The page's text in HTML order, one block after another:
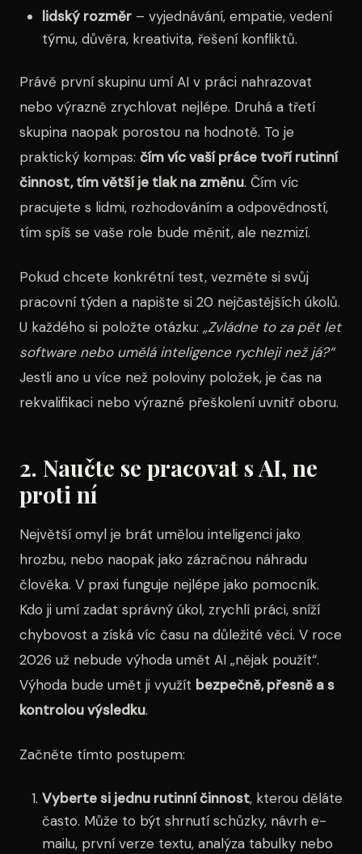
lidský rozměr – vyjednávání, empatie, vedení
týmu, důvěra, kreativita, řešení konfliktů.
Právě první skupinu umí AI v práci nahrazovat
nebo výrazně zrychlovat nejlépe. Druhá a třetí
skupina naopak porostou na hodnotě. To je
praktický kompas: čím víc vaší práce tvoří rutinní
činnost, tím větší je tlak na změnu. Čím víc
pracujete s lidmi, rozhodováním a odpovědností,
tím spíš se vaše role bude měnit, ale nezmizí.
Pokud chcete konkrétní test, vezměte si svůj
pracovní týden a napište si 20 nejčastějších úkolů.
U každého si položte otázku: „Zvládne to za pět let
software nebo umělá inteligence rychleji než já?“
Jestli ano u více než poloviny položek, je čas na
rekvalifikaci nebo výrazné přeškolení uvnitř oboru.
2. Naučte se pracovat s AI, ne
proti ní
Největší omyl je brát umělou inteligenci jako
hrozbu, nebo naopak jako zázračnou náhradu
člověka. V praxi funguje nejlépe jako pomocník.
Kdo ji umí zadat správný úkol, zrychlí práci, sníží
chybovost a získá víc času na důležité věci. V roce
2026 už nebude výhoda umět AI „nějak použít“.
Výhoda bude umět ji využít bezpečně, přesně a s
kontrolou výsledku.
Začněte tímto postupem:
Vyberte si jednu rutinní činnost, kterou děláte
často. Může to být shrnutí schůzky, návrh e-
mailu, první verze textu, analýza tabulky nebo